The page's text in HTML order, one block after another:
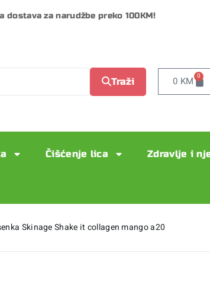
dostava za narudžbe preko 100KM!
Traži 0 KM 0
Čišćenje lica Zdravlje i
Skinage Shake it collagen mango a20